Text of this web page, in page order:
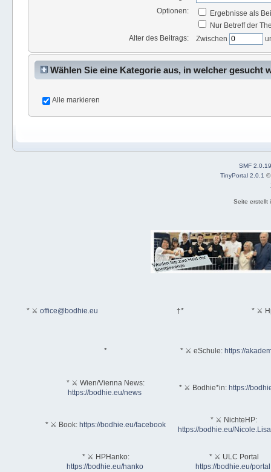
Optionen:
Ergebnisse als
Nur Betreff der
Alter des Beitrags:
Zwischen
Wählen Sie eine Kategorie aus, in welcher gesucht
Alle markieren
SMF 2.0.19
TinyPortal 2.0.1
Seite erstellt
* ⚔ office@bodhie.eu †* * ⚔
* * ⚔ eSchule: https://
* ⚔ Wien/Vienna News:
https://bodhie.eu/news
* ⚔ Bodhie*in: https://
* ⚔ Book: https://bodhie.eu/facebook
* ⚔ NichteHP:
https://bodhie.eu/
* ⚔ HPHanko:
https://bodhie.eu/hanko
* ⚔ ULC Portal
https://bodhie.eu/portal